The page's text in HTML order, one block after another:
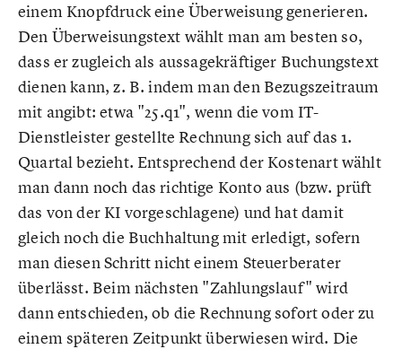
einem Knopfdruck eine Überweisung generieren.
Den Überweisungstext wählt man am besten so,
dass er zugleich als aussagekräftiger Buchungstext
dienen kann, z. B. indem man den Bezugszeitraum
mit angibt: etwa "25.q1", wenn die vom IT-
Dienstleister gestellte Rechnung sich auf das 1.
Quartal bezieht. Entsprechend der Kostenart wählt
man dann noch das richtige Konto aus (bzw. prüft
das von der KI vorgeschlagene) und hat damit
gleich noch die Buchhaltung mit erledigt, sofern
man diesen Schritt nicht einem Steuerberater
überlässt. Beim nächsten "Zahlungslauf" wird
dann entschieden, ob die Rechnung sofort oder zu
einem späteren Zeitpunkt überwiesen wird. Die